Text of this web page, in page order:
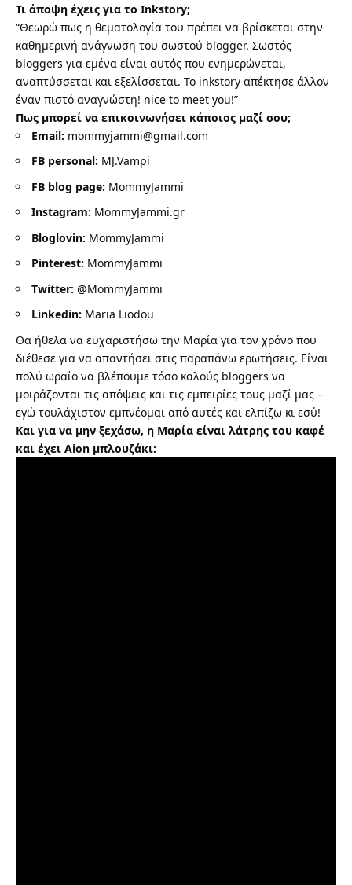
Τι άποψη έχεις για το Inkstory;
“Θεωρώ πως η θεματολογία του πρέπει να βρίσκεται στην
καθημερινή ανάγνωση του σωστού blogger. Σωστός
bloggers για εμένα είναι αυτός που ενημερώνεται,
αναπτύσσεται και εξελίσσεται. Το inkstory απέκτησε άλλον
έναν πιστό αναγνώστη! nice to meet you!”
Πως μπορεί να επικοινωνήσει κάποιος μαζί σου;
Email: mommyjammi@gmail.com
FB personal: MJ.Vampi
FB blog page: MommyJammi
Instagram: MommyJammi.gr
Bloglovin: MommyJammi
Pinterest: MommyJammi
Twitter: @MommyJammi
Linkedin: Maria Liodou
Θα ήθελα να ευχαριστήσω την Μαρία για τον χρόνο που
διέθεσε για να απαντήσει στις παραπάνω ερωτήσεις. Είναι
πολύ ωραίο να βλέπουμε τόσο καλούς bloggers να
μοιράζονται τις απόψεις και τις εμπειρίες τους μαζί μας –
εγώ τουλάχιστον εμπνέομαι από αυτές και ελπίζω κι εσύ!
Και για να μην ξεχάσω, η Μαρία είναι λάτρης του καφέ
και έχει Aion μπλουζάκι: